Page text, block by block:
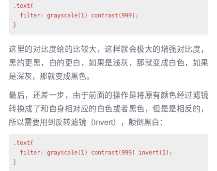
.text{
  filter: grayscale(1) contrast(999);
}
这里的对比度给的比较大，这样就会极大的增强对比度，
黑的更黑，白的更白，如果是浅灰，那就变成白色，如果
是深灰，那就变成黑色。
最后，还差一步，由于前面的操作是将原有颜色经过滤镜
转换成了和自身相对应的白色或者黑色，但是是相反的，
所以需要用到反转滤镜（invert），颠倒黑白：
.text{
  filter: grayscale(1) contrast(999) invert(1);
}